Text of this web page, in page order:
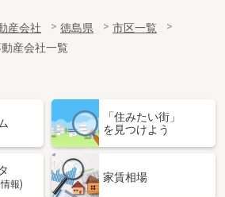
産会社 徳島県
市区一覧
産会社一覧
「住みたい街」
を見つけよう
報)
家賃相場